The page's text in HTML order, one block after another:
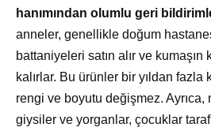
hanımından olumlu geri
anneler, genellikle doğum
battaniyeleri satın alır ve
kalırlar. Bu ürünler bir yıldan fazla
rengi ve boyutu değişmez. Ayrıca,
giysiler ve yorganlar, çocuklar